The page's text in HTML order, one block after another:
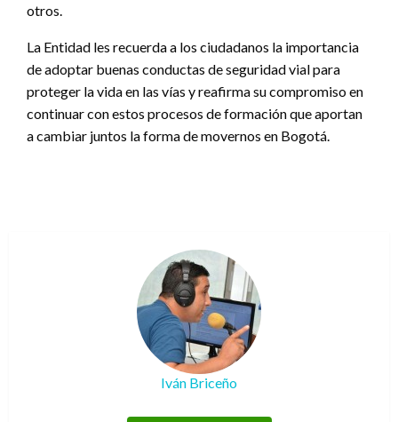
otros.
La Entidad les recuerda a los ciudadanos la importancia
de adoptar buenas conductas de seguridad vial para
proteger la vida en las vías y reafirma su compromiso en
continuar con estos procesos de formación que aportan
a cambiar juntos la forma de movernos en Bogotá.
Iván Briceño